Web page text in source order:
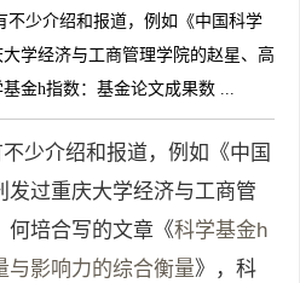
不少介绍和报道，例如《中国科学
学经济与工商管理学院的赵星、高
金h指数：基金论文成果数 ...
少介绍和报道，例如《中国
发过重庆大学经济与工商管
何培合写的文章《科学基金h
与影响力的综合衡量》，科